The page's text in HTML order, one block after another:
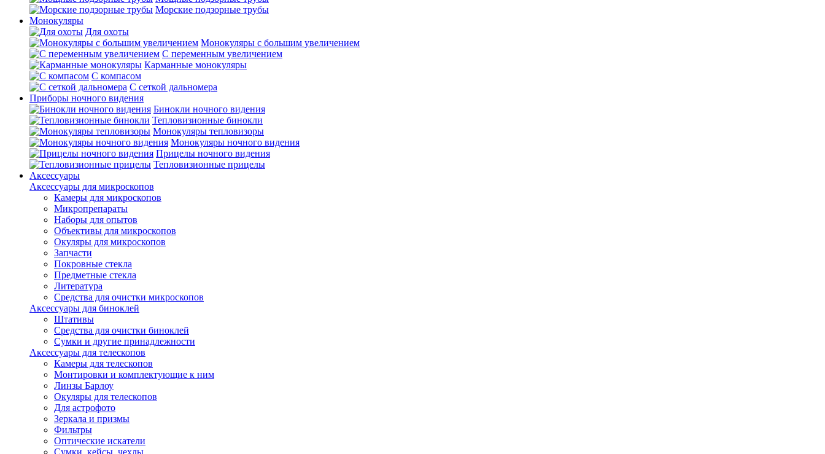
Морские подзорные трубы
Монокуляры
Для охоты
Монокуляры с большим увеличением
С переменным увеличением
Карманные монокуляры
С компасом
С сеткой дальномера
Приборы ночного видения
Бинокли ночного видения
Тепловизионные бинокли
Монокуляры тепловизоры
Монокуляры ночного видения
Прицелы ночного видения
Тепловизионные прицелы
Аксессуары
Аксессуары для микроскопов
Камеры для микроскопов
Микропрепараты
Наборы для опытов
Объективы для микроскопов
Окуляры для микроскопов
Запчасти
Покровные стекла
Предметные стекла
Литература
Средства для очистки микроскопов
Аксессуары для биноклей
Штативы
Средства для очистки биноклей
Сумки и другие принадлежности
Аксессуары для телескопов
Камеры для телескопов
Монтировки и комплектующие к ним
Линзы Барлоу
Окуляры для телескопов
Для астрофото
Зеркала и призмы
Фильтры
Оптические искатели
Сумки, кейсы, чехлы